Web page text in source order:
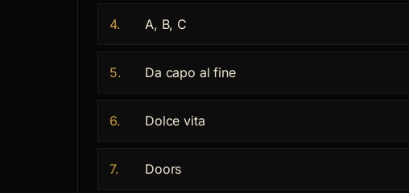
4. A, B, C
5. Da capo al fine
6. Dolce vita
7. Doors